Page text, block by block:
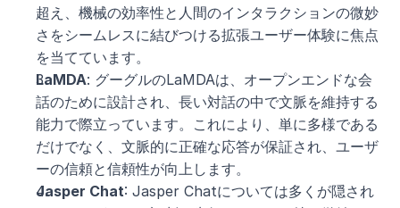
超え、機械の効率性と人間のインタラクションの微妙
さをシームレスに結びつける拡張ユーザー体験に焦点
を当てています。
LaMDA: グーグルのLaMDAは、オープンエンドな会
話のために設計され、長い対話の中で文脈を維持する
能力で際立っています。これにより、単に多様である
だけでなく、文脈的に正確な応答が保証され、ユーザ
ーの信頼と信頼性が向上します。
Jasper Chat: Jasper Chatについては多くが隠され